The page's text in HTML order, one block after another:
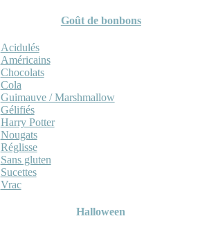
Goût de bonbons
Acidulés
Américains
Chocolats
Cola
Guimauve / Marshmallow
Gélifiés
Harry Potter
Nougats
Réglisse
Sans gluten
Sucettes
Vrac
Halloween